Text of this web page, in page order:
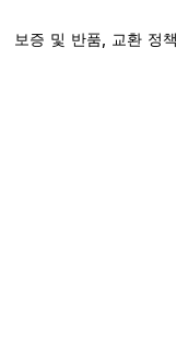
보증 및 반품, 교환 정책